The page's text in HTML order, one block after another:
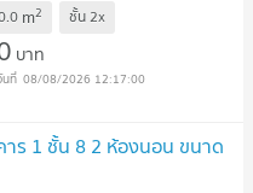
m2 ชั้น2x
บาท
08/08/2026 12:17:00
าร 1 ชั้น 8 2 ห้องนอน ขนาด